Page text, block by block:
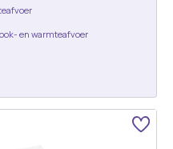
en warmteafvoer